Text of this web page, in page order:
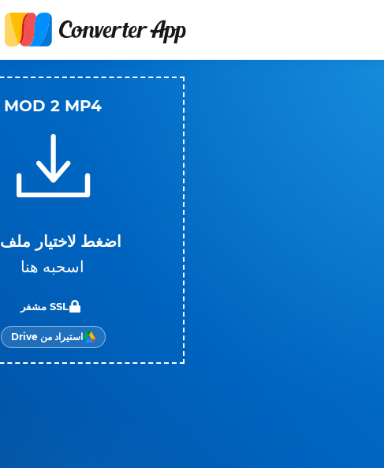
MOD 2 MP4
اضغط لاختيار ملف
اسحبه هنا
SSL مشفر
استيراد من Drive